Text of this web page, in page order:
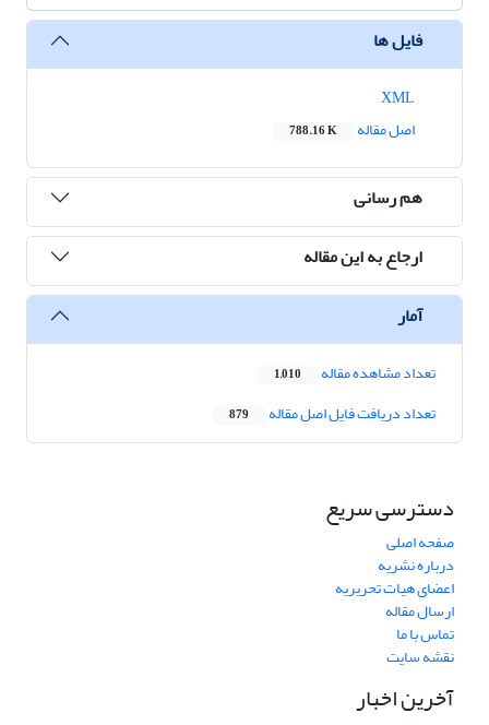
فایل ها
اصل مقاله
788.16 K
هم رسانی
ارجاع به این مقاله
آمار
تعداد مشاهده مقاله 1,010
تعداد دریافت فایل اصل مقاله 879
دسترسی سریع
صفحه اصلی
درباره نشریه
اعضای هیات تحریریه
ارسال مقاله
تماس با ما
نقشه سایت
آخرین اخبار